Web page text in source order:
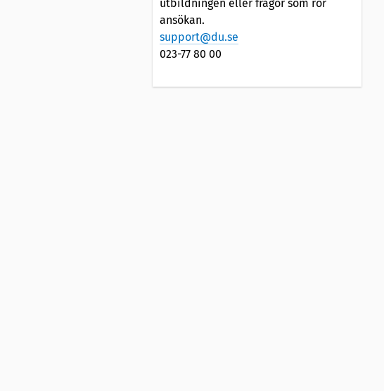
utbildningen eller frågor som rör
ansökan.
support@du.se
023-77 80 00